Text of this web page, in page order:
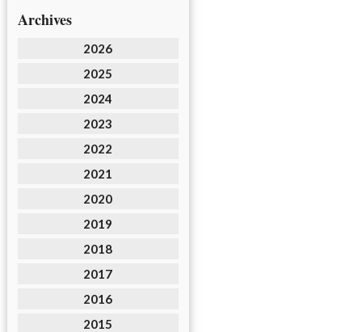
Archives
2026
2025
2024
2023
2022
2021
2020
2019
2018
2017
2016
2015